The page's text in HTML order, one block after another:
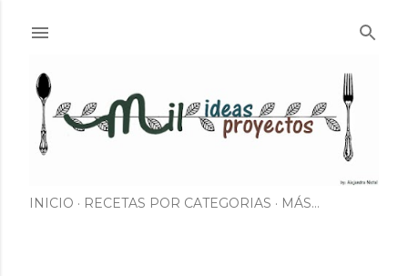
INICIO RECETAS POR CATEGORIAS MÁS…